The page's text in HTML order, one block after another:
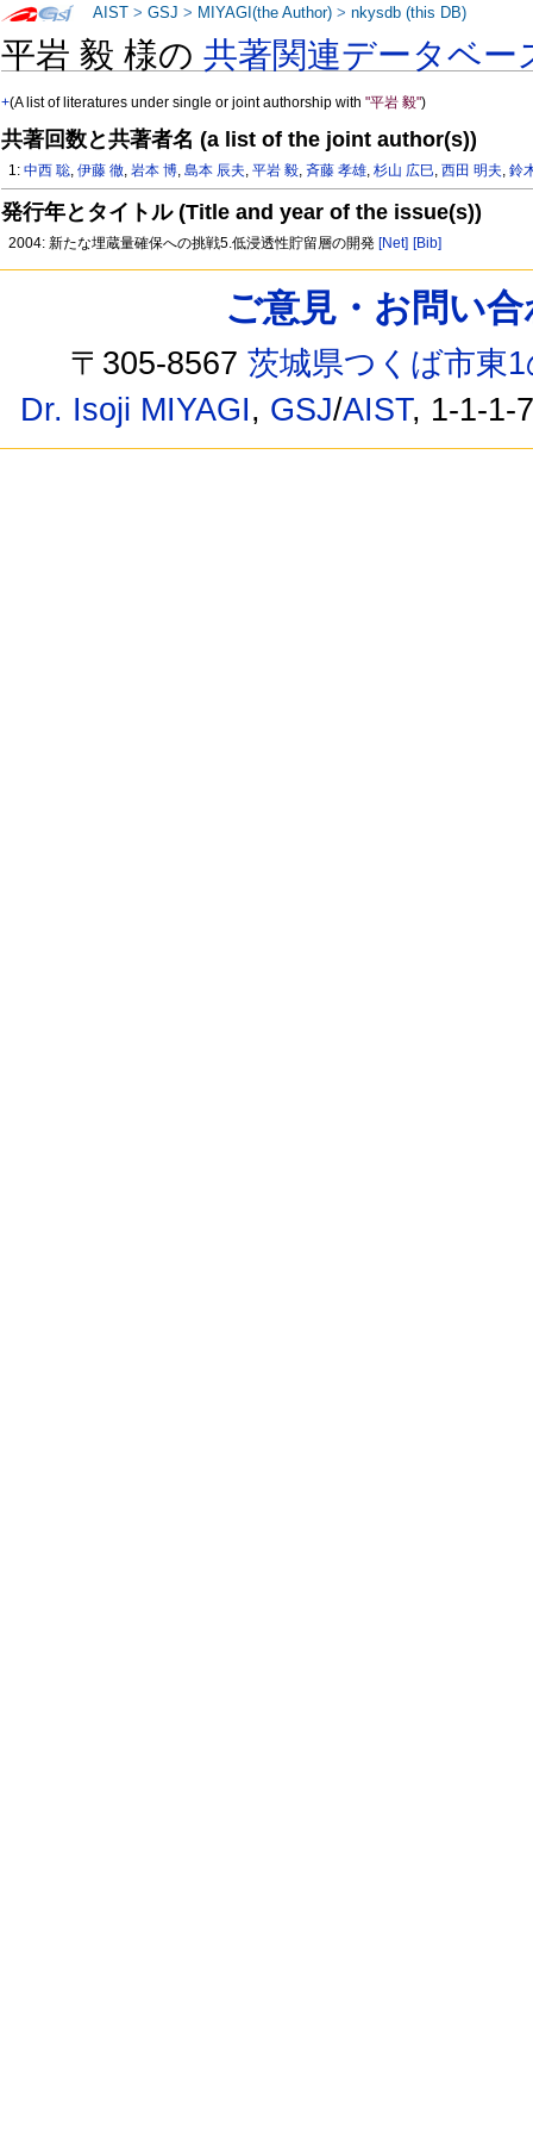
平岩 毅 様の共著関連データベー
+(A list of literatures under single or joint authorship with"平岩 毅")
共著回数と共著者名 (a list of the joint author(s))
1:中西 聡,伊藤 徹,岩本 博,島本 辰夫,平岩 毅,斉藤 孝雄,杉山 広巳,西田 明夫,鈴
発行年とタイトル (Title and year of the issue(s))
2004: 新たな埋蔵量確保への挑戦5.低浸透性貯留層の開発 [Net] [Bib]
AIST >GSJ > MIYAGI(the Author) >nkysdb (this DB)
ご意見・お問い
〒305-8567茨城県つくば市東
Dr. Isoji MIYAGI, GSJ/AIST, 1-1-1-